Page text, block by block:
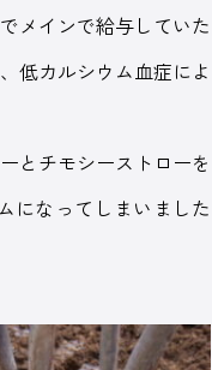
メインで給与していた
低カルシウム血症によ
とチモシーストローを
になってしまいました